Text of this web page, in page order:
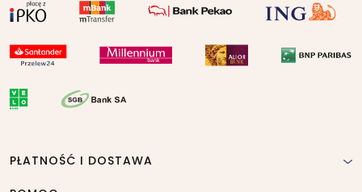
PŁATNOŚĆ I DOSTAWA